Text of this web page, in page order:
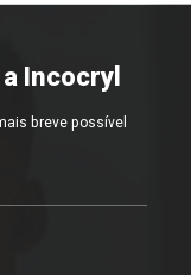
Incocryl
breve possível